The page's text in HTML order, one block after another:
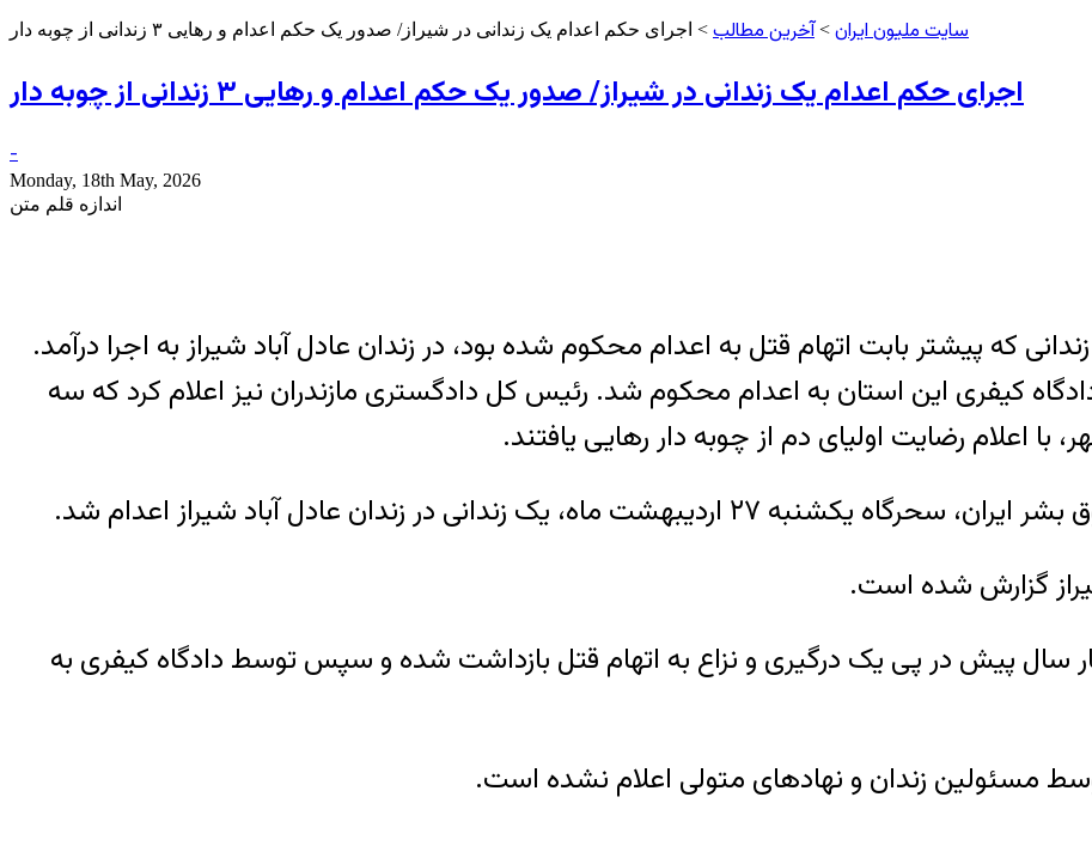
سایت ملیون ایران >آخرین مطالب > اجرای حکم اعدام یک زندانی در شیراز/ صدور یک حکم اعدام و رهایی ۳ زندانی از چوبه دار
اجرای حکم اعدام یک زندانی در شیراز/ صدور یک حکم اعدام و رهایی ۳ زندانی از چوبه دار
-
Monday, 18th May, 2026
اندازه قلم متن
که پیشتر بابت اتهام قتل به اعدام محکوم شده بود، در زندان عادل آباد شیراز به اجرا درآمد.
کیفری این استان به اعدام محکوم شد. رئیس کل دادگستری مازندران نیز اعلام کرد که سه
اعلام رضایت اولیای دم از چوبه دار رهایی یافتند.
ماه، یک زندانی در زندان عادل آباد شیراز اعدام شد.
سال پیش در پی یک درگیری و نزاع به اتهام قتل بازداشت شده و سپس توسط دادگاه کیفری به
مسئولین زندان و نهادهای متولی اعلام نشده است.